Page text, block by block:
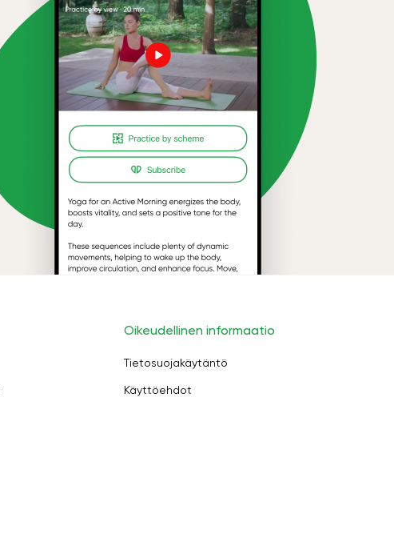
Oikeudellinen informaatio
Tietosuojakäytäntö
Käyttöehdot